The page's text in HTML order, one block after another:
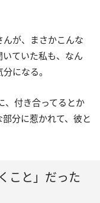
が、まさかこんな
ていた私も、なん
になる。
、付き合ってるとか
分に惹かれて、彼と
こと」だった